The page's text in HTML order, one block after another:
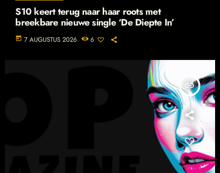
S10 keert terug naar haar roots met
breekbare nieuwe single ‘De Diepte In’
today 7 AUGUSTUS 2026 6
insert_link